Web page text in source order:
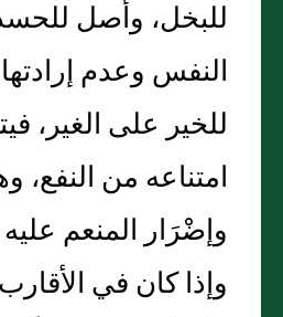
للبخل، وأصل
النفس وعدم
للخير على الغير،
امتناعه من النفع،
وإضْرَار المنعم
وإذا كان في